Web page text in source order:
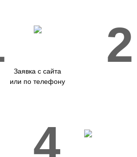
Заявка с сайта
или по телефону
2
4